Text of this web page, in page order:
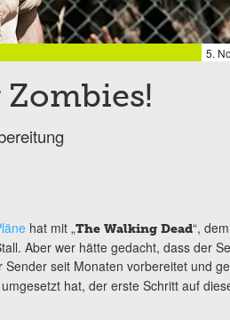
5.
hat mit „The Walking Dead“,
Aber wer hätte gedacht, dass der
Sender seit Monaten vorbereitet und
hat, der erste Schritt auf